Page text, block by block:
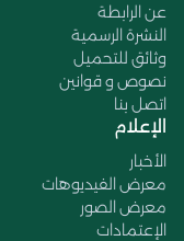
عن الرابطة
النشرة الرسمية
وثائق للتحميل
نصوص و قوانين
اتصل بنا
الإعلام
الأخبار
معرض الفيديوهات
معرض الصور
الإعتمادات